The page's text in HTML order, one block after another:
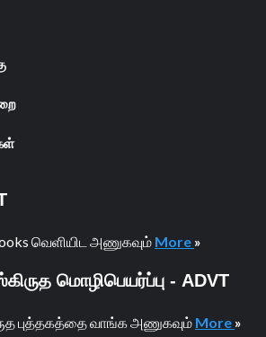
வெளியிட அணுகவும் More »
மொழிபெயர்ப்பு - ADVT
புத்தகத்தை வாங்க அணுகவும் More »